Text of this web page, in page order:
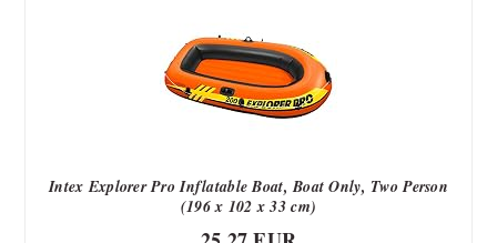
Intex Explorer Pro Inflatable Boat, Boat Only, Two Person
(196 x 102 x 33 cm)